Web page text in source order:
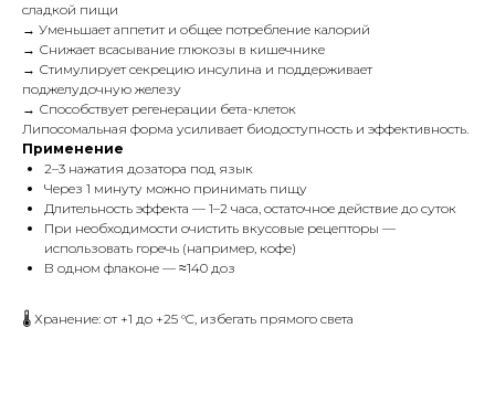
сладкой пищи
→ Уменьшает аппетит и общее потребление калорий
→ Снижает всасывание глюкозы в кишечнике
→ Стимулирует секрецию инсулина и поддерживает
поджелудочную железу
→ Способствует регенерации бета-клеток
Липосомальная форма усиливает биодоступность и эффективность.
Применение
2–3 нажатия дозатора под язык
Через 1 минуту можно принимать пищу
Длительность эффекта — 1–2 часа, остаточное действие до суток
При необходимости очистить вкусовые рецепторы —
использовать горечь (например, кофе)
В одном флаконе — ≈140 доз
🌡️ Хранение: от +1 до +25 °C, избегать прямого света